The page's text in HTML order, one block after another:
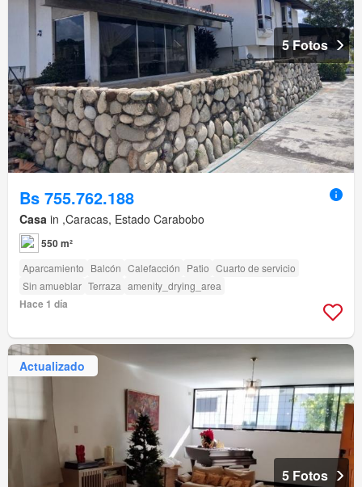
5 Fotos
Bs 755.762.188
Casa in ,Caracas, Estado Carabobo
550 m²
Aparcamiento Balcón Calefacción Patio Cuarto de servicio
Sin amueblar Terraza amenity_drying_area
Hace 1 día
Actualizado
5 Fotos